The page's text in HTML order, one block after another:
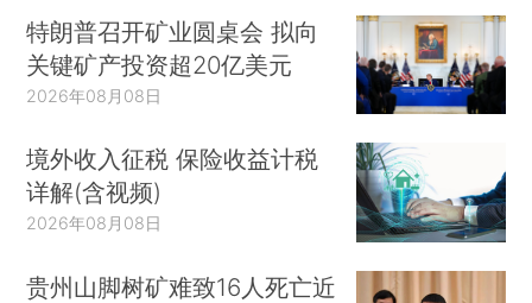
特朗普召开矿业圆桌会 拟向
关键矿产投资超20亿美元
2026年08月08日
境外收入征税 保险收益计税
详解(含视频)
2026年08月08日
贵州山脚树矿难致16人死亡近